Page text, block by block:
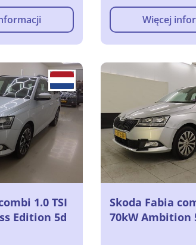
Więcej
1.0 TSI
Edition 5d
Skoda Fabia
70kW Ambition